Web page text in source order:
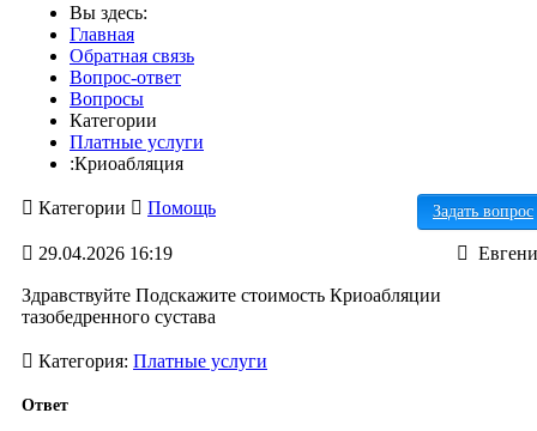
Вы здесь:
Главная
Обратная связь
Вопрос-ответ
Вопросы
Категории
Платные услуги
:Криоабляция
Категории Помощь Задать вопрос
Акушерства и родовспоможения
Городской СПИД центр
Детство
Лечебно-диагностические отделения
29.04.2026 16:19
Здравствуйте Подскажите стоимость Криоабляции
тазобедренного сустава
Категория: Платные услуги
Ответ